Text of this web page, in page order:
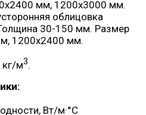
мм, 1200х3000 мм.
облицовка
30-150 мм. Размер
1200х2400 мм.
кг/м3.
Вт/м·°C